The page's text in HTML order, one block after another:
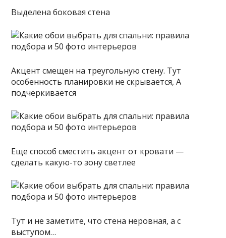
Выделена боковая стена
Акцент смещен на треугольную стену. Тут
особенность планировки не скрывается, А
подчеркивается
Еще способ сместить акцент от кровати —
сделать какую-то зону светлее
Тут и не заметите, что стена неровная, а с
выступом…